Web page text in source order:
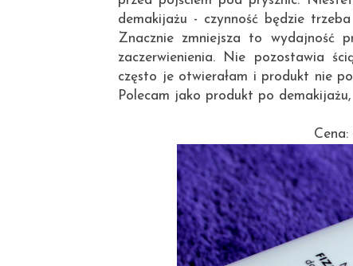
demakijażu - czynność będzie
Znacznie zmniejsza to wydajność
zaczerwienienia. Nie pozostawia
często je otwierałam i produkt nie
Polecam jako produkt po
Cena: